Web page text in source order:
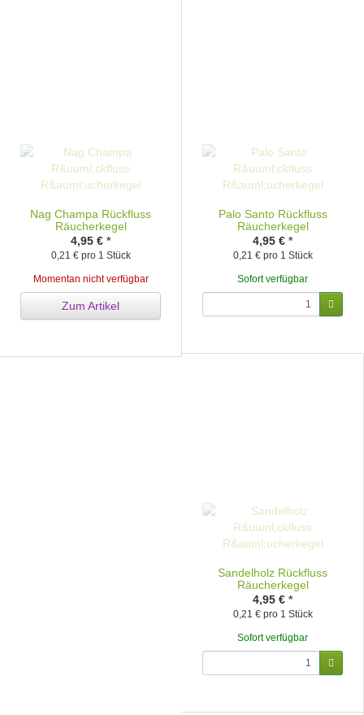
Nag Champa Rückfluss
Räucherkegel
4,95 € *
0,21 € pro 1 Stück
Momentan nicht verfügbar
Zum Artikel
Palo Santo Rückfluss
Räucherkegel
4,95 € *
0,21 € pro 1 Stück
Sofort verfügbar
Sandelholz Rückfluss
Räucherkegel
4,95 € *
0,21 € pro 1 Stück
Sofort verfügbar